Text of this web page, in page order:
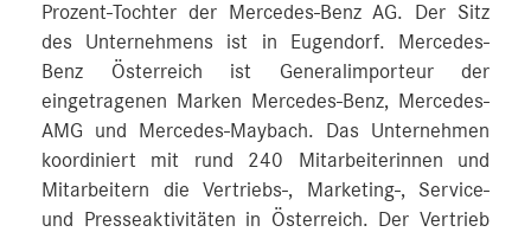
Prozent-Tochter der Mercedes-Benz AG. Der Sitz
des Unternehmens ist in Eugendorf. Mercedes-
Benz Österreich ist Generalimporteur der
eingetragenen Marken Mercedes-Benz, Mercedes-
AMG und Mercedes-Maybach. Das Unternehmen
koordiniert mit rund 240 Mitarbeiterinnen und
Mitarbeitern die Vertriebs-, Marketing-, Service-
und Presseaktivitäten in Österreich. Der Vertrieb